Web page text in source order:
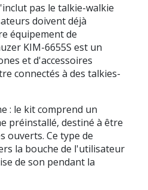
pas le talkie-walkie
doivent déjà
équipement de
KIM-6655S est un
et d'accessoires
connectés à des talkies-
: le kit comprend un
préinstallé, destiné à être
ouverts. Ce type de
la bouche de l'utilisateur
de son pendant la